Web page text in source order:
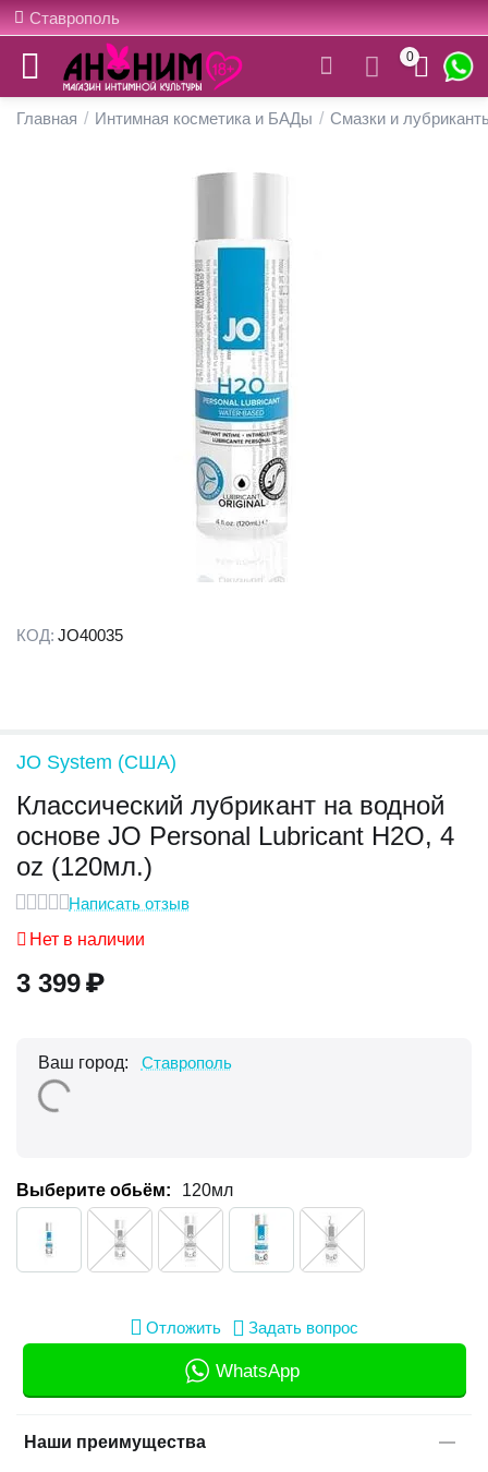
Ставрополь
0
Главная / Интимная косметика и БАДы / Смазки и
КОД: JO40035
JO System (США)
Классический лубрикант на водной
основе JO Personal Lubricant H2O, 4
oz (120мл.)
Написать отзыв
Нет в наличии
3 399₽
Ваш город: Ставрополь
Выберите обьём: 120мл
Отложить Задать вопрос
WhatsApp
Наши преимущества